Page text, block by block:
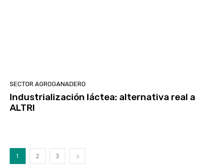
SECTOR AGROGANADERO
Industrialización láctea: alternativa real a
ALTRI
1 2 3